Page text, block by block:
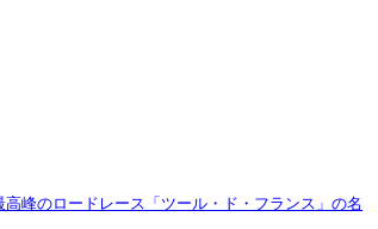
峰のロードレース「ツール・ド・フランス」の名